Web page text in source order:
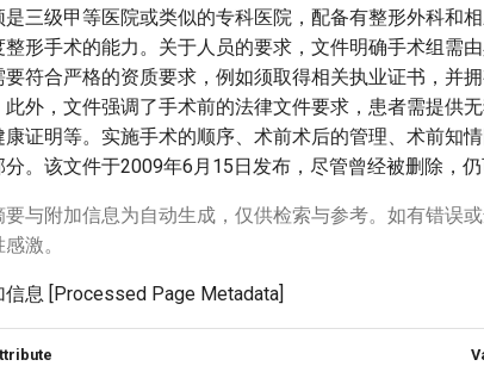
是三级甲等医院或类似的专科医院，配备有整形外科和
整形手术的能力。关于人员的要求，文件明确手术组需
要符合严格的资质要求，例如须取得相关执业证书，并
此外，文件强调了手术前的法律文件要求，患者需提供
康证明等。实施手术的顺序、术前术后的管理、术前知
分。该文件于2009年6月15日发布，尽管曾经被删除，
要与附加信息为自动生成，仅供检索与参考。如有错误
感激。
信息 [Processed Page Metadata]